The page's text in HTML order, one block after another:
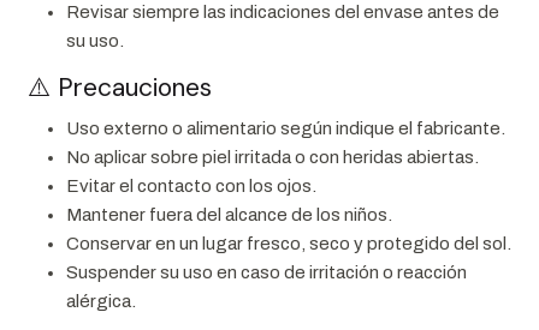
Revisar siempre las indicaciones del envase antes de
su uso.
⚠️ Precauciones
Uso externo o alimentario según indique el fabricante.
No aplicar sobre piel irritada o con heridas abiertas.
Evitar el contacto con los ojos.
Mantener fuera del alcance de los niños.
Conservar en un lugar fresco, seco y protegido del sol.
Suspender su uso en caso de irritación o reacción
alérgica.